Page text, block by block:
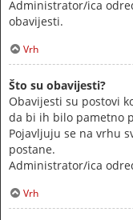
Administrator/ica
obavijesti.
Vrh
Što su obavijesti?
Obavijesti su postovi
da bi ih bilo pametno
Pojavljuju se na vrhu
postane.
Administrator/ica
Vrh